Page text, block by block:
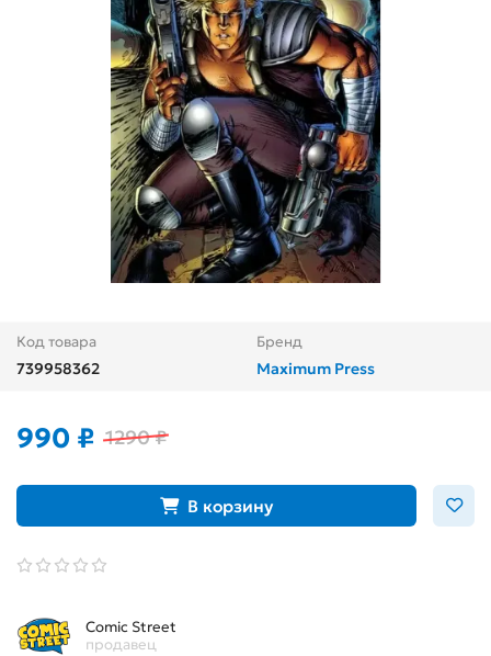
Код товара
739958362
Бренд
Maximum Press
990 ₽ 1290 ₽
В корзину
Comic Street
продавец